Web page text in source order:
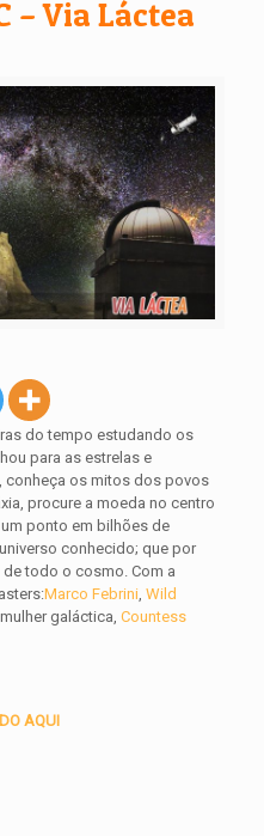
– Via Láctea
do tempo estudando os
para as estrelas e
conheça os mitos dos povos
procure a moeda no centro
ponto em bilhões de
conhecido; que por
de todo o cosmo. Com a
Marco Febrini,Wild
galáctica,Countess
AQUI